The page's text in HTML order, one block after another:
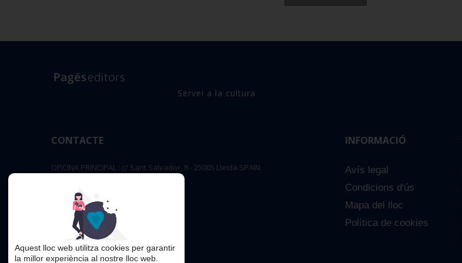
Servei a la cultura
CONTACTE
OFICINA PRINCIPAL : c/ Sant Salvador, 8 - 25005 Lleida SPAIN
editorial@pageseditors.cat
Telèfon: 973 23 66 11
pageseditors.cat
INFORMACIÓ
Avís legal
Condicions d'ús
Mapa del lloc
Política de cookies
Aquest lloc web utilitza cookies per garantir
la millor experiència al nostre lloc web.